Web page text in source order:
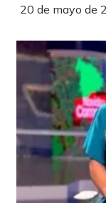
20 de mayo de